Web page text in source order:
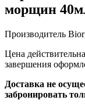
морщин
Производитель
Цена
завершения
Доставка не
забронировать